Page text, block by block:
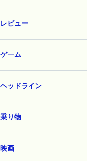
レビュー
ゲーム
ヘッドライン
乗り物
映画